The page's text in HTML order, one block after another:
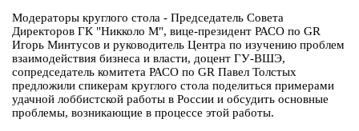
Модераторы круглого стола - Председатель Совета
Директоров ГК "Никколо М", вице-президент РАСО по GR
Игорь Минтусов и руководитель Центра по изучению проблем
взаимодействия бизнеса и власти, доцент ГУ-ВШЭ,
сопредседатель комитета РАСО по GR Павел Толстых
предложили спикерам круглого стола поделиться примерами
удачной лоббистской работы в России и обсудить основные
проблемы, возникающие в процессе этой работы.